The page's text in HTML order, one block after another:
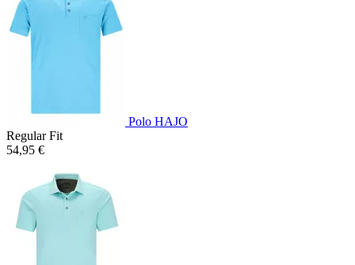
Polo HAJO
Regular Fit
54,95 €